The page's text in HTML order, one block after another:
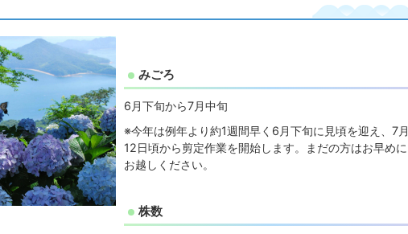
みごろ
6月下旬から7月中旬
※今年は例年より約1週間早く6月下旬に見頃を迎え、7月
12日頃から剪定作業を開始します。まだの方はお早めに
お越しください。
株数